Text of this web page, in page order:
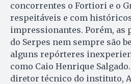
concorrentes o Fortiori e o
respeitáveis e com
impressionantes. Porém, as
do Serpes nem sempre são
alguns repórteres
como Caio Henrique
diretor técnico do instituto,